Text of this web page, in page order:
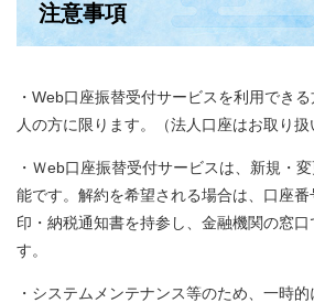
注意事項
・Web口座振替受付サービスを利用でき
人の方に限ります。（法人口座はお取り扱
・Ｗeb口座振替受付サービスは、新規・
能です。解約を希望される場合は、口座
印・納税通知書を持参し、金融機関の窓
す。
・システムメンテナンス等のため、一時